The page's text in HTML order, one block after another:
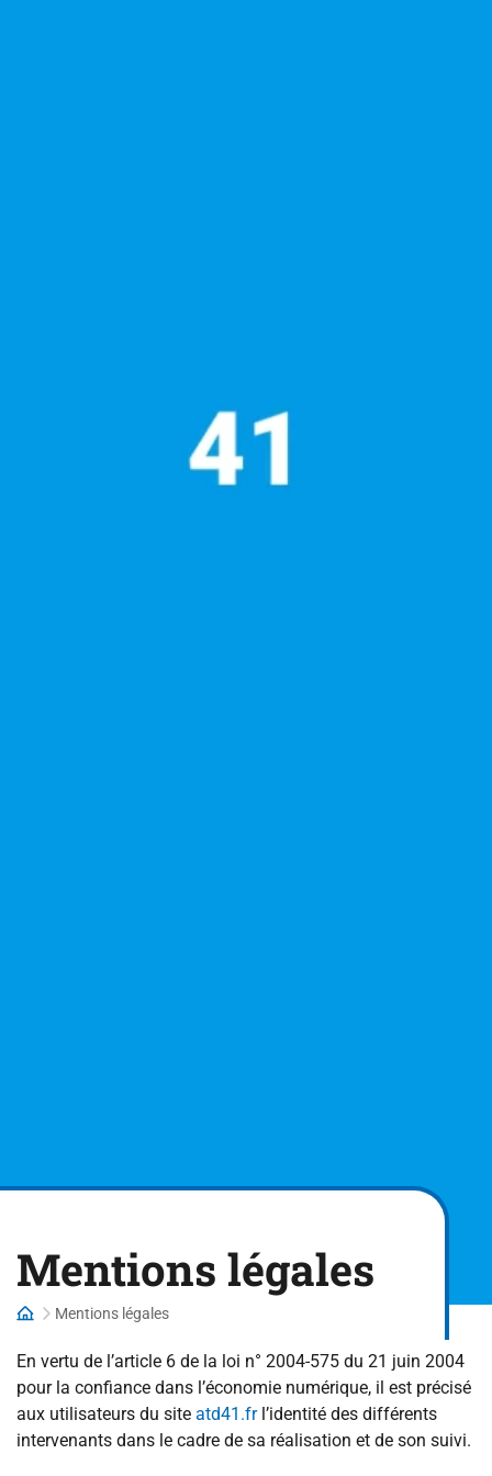
Mentions légales
Mentions légales
En vertu de l’article 6 de la loi n° 2004-575 du 21 juin 2004
pour la confiance dans l’économie numérique, il est précisé
aux utilisateurs du site atd41.frl’identité des différents
intervenants dans le cadre de sa réalisation et de son suivi.